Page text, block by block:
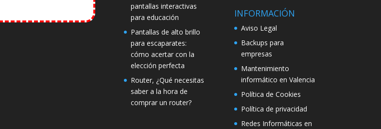
pantallas interactivas
para educación
Pantallas de alto brillo
para escaparates:
cómo acertar con la
elección perfecta
Router, ¿Qué necesitas
saber a la hora de
comprar un router?
INFORMACIÓN
Aviso Legal
Backups para
empresas
Mantenimiento
informático en Valencia
Política de Cookies
Política de privacidad
Redes Informáticas en